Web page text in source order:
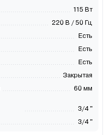
115 Вт
220 В / 50 Гц
Есть
Есть
Есть
Закрытая
60 мм
3/4 "
3/4 "